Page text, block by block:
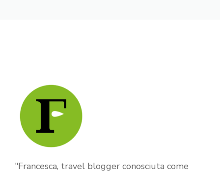
"Francesca, travel blogger conosciuta come